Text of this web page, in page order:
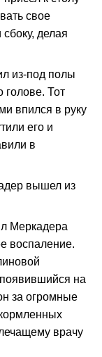
свое
делая
из-под полы
голове. Тот
впился в руку
его и
в
вышел из
Меркадера
воспаление.
на
за огромные
врачу